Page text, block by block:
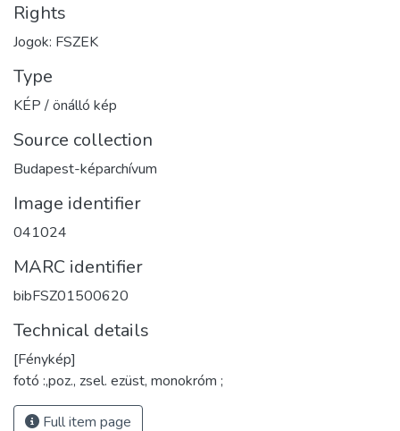
Rights
Jogok: FSZEK
Type
KÉP / önálló kép
Source collection
Budapest-képarchívum
Image identifier
041024
MARC identifier
bibFSZ01500620
Technical details
[Fénykép]
fotó :,poz., zsel. ezüst, monokróm ;
Full item page